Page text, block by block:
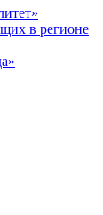
в регионе